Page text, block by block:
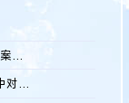
淘宝“B站推荐”店铺刷量案维持原判，两被告连带赔偿150万元
专利诉前行为保全案件中对仿制药申请人曾作出三类声明的考量及违...